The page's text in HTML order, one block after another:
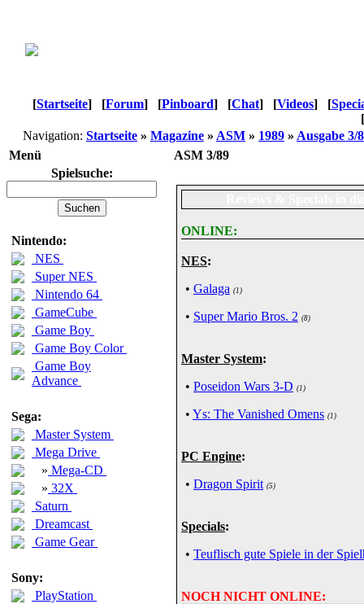
[Startseite] [Forum] [Pinboard] [Chat] [Videos] [
[
Navigation: Startseite » Magazine » ASM » 1989 » Ausgabe 3/
Menü
ASM 3/89
Spielsuche:
Nintendo:
NES
Super NES
Nintendo 64
GameCube
Game Boy
Game Boy Color
Game Boy
Advance
Sega:
Master System
Mega Drive
» Mega-CD
» 32X
Saturn
Dreamcast
Game Gear
Sony:
PlayStation
ONLINE:
NES:
• Galaga (1)
• Super Mario Bros. 2 (8)
Master System:
• Poseidon Wars 3-D (1)
• Ys: The Vanished Omens (1)
PC Engine:
• Dragon Spirit (5)
Specials:
• Teuflisch gute Spiele in der
NOCH NICHT ONLINE: